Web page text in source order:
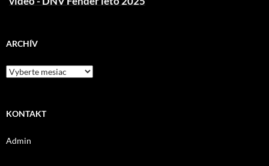
ARCHÍV
Archív
KONTAKT
Admin